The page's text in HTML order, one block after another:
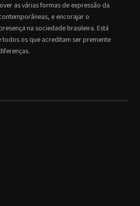
as várias formas de expressão da
e encorajar o
na sociedade brasileira. Está
os que acreditam ser premente